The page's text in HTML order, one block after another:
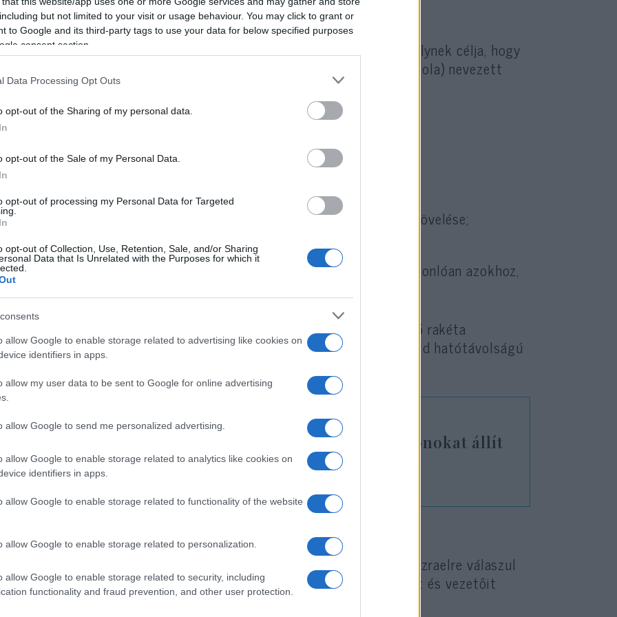
but not limited to your visit or usage behaviour. You may click to grant or
to Google and its third-party tags to use your data for below specified purposes
consent section.
Data Processing Opt Outs
opt-out of the Sharing of my personal data.
opt-out of the Sale of my Personal Data.
opt-out of processing my Personal Data for Targeted
opt-out of Collection, Use, Retention, Sale, and/or Sharing
Data that Is Unrelated with the Purposes for which it
allow Google to enable storage related to advertising like cookies on
identifiers in apps.
allow my user data to be sent to Google for online advertising
allow Google to send me personalized advertising.
allow Google to enable storage related to analytics like cookies on
identifiers in apps.
allow Google to enable storage related to functionality of the website
allow Google to enable storage related to personalization.
allow Google to enable storage related to security, including
functionality and fraud prevention, and other user protection.
beszámolója szerint Dobrindt egy ötpontos tervet vázolt fel, amelynek célja, hogy
számára létrehozzák az általa „Cyber Dome”-nak (Kiberkupola) nevezett
rendszert.
állítólag a következőket tartalmazza:
közös német-izraeli kibertudományi kutatóközpont létrehozása;
a kibervédelmi együttműködés erősítése;
közötti együttműködés növelése;
Németország drónelhárító képességeinek bővítése;
valamint polgári óvóhelyek és vészjelző rendszerek kiépítése, hasonlóan azokhoz,
Söder bajor miniszterelnök továbbá szorgalmazta kétezer elfogó rakéta
hogy Németország egy izraeli „Vaskupola”-hoz hasonló, rövid hatótávolságú
rendszert kapjon.
Berlin berendelt: izraeli öngyilkos drónokat állít
hadrendbe a Bundeswehr
is Izrael mögött áll
több mint 500 ballisztikus rakétát és körülbelül 1100 drónt lőtt ki Izraelre válaszul
csapásokra, amelyek Irán nukleáris programját, rakétagyártását és vezetőit